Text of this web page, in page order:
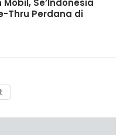
Se’Indonesia
Thru Perdana di